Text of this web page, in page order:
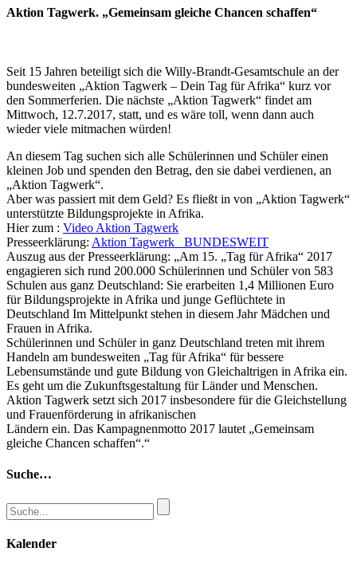
Aktion Tagwerk. „Gemeinsam gleiche Chancen schaffen“
Seit 15 Jahren beteiligt sich die Willy-Brandt-Gesamtschule an der
bundesweiten „Aktion Tagwerk – Dein Tag für Afrika“ kurz vor
den Sommerferien. Die nächste „Aktion Tagwerk“ findet am
Mittwoch, 12.7.2017, statt, und es wäre toll, wenn dann auch
wieder viele mitmachen würden!
An diesem Tag suchen sich alle Schülerinnen und Schüler einen
kleinen Job und spenden den Betrag, den sie dabei verdienen, an
„Aktion Tagwerk“.
Aber was passiert mit dem Geld? Es fließt in von „Aktion Tagwerk“
unterstützte Bildungsprojekte in Afrika.
Hier zum : Video Aktion Tagwerk
Presseerklärung: Aktion Tagwerk _BUNDESWEIT
Auszug aus der Presseerklärung: „Am 15. „Tag für Afrika“ 2017
engagieren sich rund 200.000 Schülerinnen und Schüler von 583
Schulen aus ganz Deutschland: Sie erarbeiten 1,4 Millionen Euro
für Bildungsprojekte in Afrika und junge Geflüchtete in
Deutschland Im Mittelpunkt stehen in diesem Jahr Mädchen und
Frauen in Afrika.
Schülerinnen und Schüler in ganz Deutschland treten mit ihrem
Handeln am bundesweiten „Tag für Afrika“ für bessere
Lebensumstände und gute Bildung von Gleichaltrigen in Afrika ein.
Es geht um die Zukunftsgestaltung für Länder und Menschen.
Aktion Tagwerk setzt sich 2017 insbesondere für die Gleichstellung
und Frauenförderung in afrikanischen
Ländern ein. Das Kampagnenmotto 2017 lautet „Gemeinsam
gleiche Chancen schaffen“.“
Suche…
Kalender